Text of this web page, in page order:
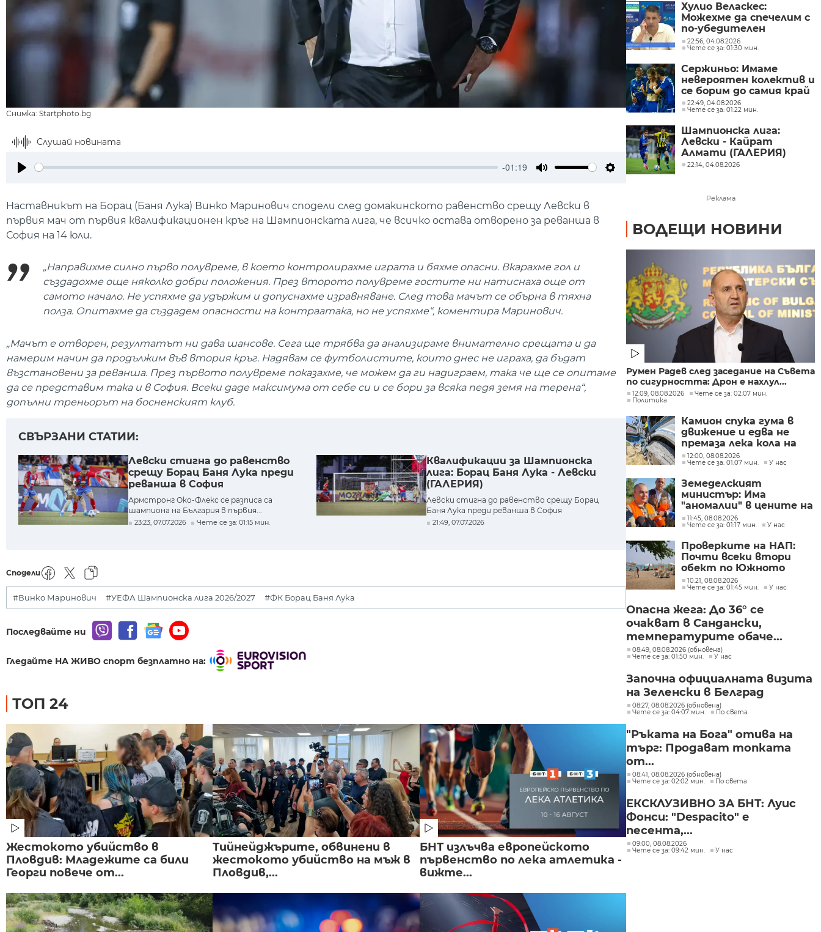
Снимка: Startphoto.bg
Слушай новината
-01:19
Наставникът на Борац (Баня Лука) Винко Маринович сподели след домакинското равенство срещу Левски в
първия мач от първия квалификационен кръг на Шампионската лига, че всичко остава отворено за реванша в
София на 14 юли.
„Направихме силно първо полувреме, в което контролирахме играта и бяхме опасни. Вкарахме гол и
създадохме още няколко добри положения. През второто полувреме гостите ни натиснаха още от
самото начало. Не успяхме да удържим и допуснахме изравняване. След това мачът се обърна в тяхна
полза. Опитахме да създадем опасности на контраатака, но не успяхме“, коментира Маринович.
„Мачът е отворен, резултатът ни дава шансове. Сега ще трябва да анализираме внимателно срещата и да
намерим начин да продължим във втория кръг. Надявам се футболистите, които днес не играха, да бъдат
възстановени за реванша. През първото полувреме показахме, че можем да ги надиграем, така че ще се опитаме
да се представим така и в София. Всеки даде максимума от себе си и се бори за всяка педя земя на терена“,
допълни треньорът на босненският клуб.
СВЪРЗАНИ СТАТИИ:
Левски стигна до равенство
срещу Борац Баня Лука преди
реванша в София
Армстронг Око-Флекс се разписа са
шампиона на България в първия...
23:23, 07.07.2026 Чете се за: 01:15 мин.
Квалификации за Шампионска
лига: Борац Баня Лука - Левски
(ГАЛЕРИЯ)
Левски стигна до равенство срещу Борац
Баня Лука преди реванша в София
21:49, 07.07.2026
Сподели
#Винко Маринович #УЕФА Шампионска лига 2026/2027 #ФК Борац Баня Лука
Последвайте ни
Гледайте НА ЖИВО спорт безплатно на:
ТОП 24
Жестокото убийство в
Пловдив: Младежите са били
Георги повече от...
Тийнейджърите, обвинени в
жестокото убийство на мъж в
Пловдив,...
БНТ излъчва европейското
първенство по лека атлетика -
вижте...
Хулио Веласкес:
Можехме да спечелим с
по-убедителен
резултат
22:56, 04.08.2026
Чете се за: 01:30 мин.
Сержиньо: Имаме
невероятен колектив и
се борим до самия край
22:49, 04.08.2026
Чете се за: 01:22 мин.
Шампионска лига:
Левски - Кайрат
Алмати (ГАЛЕРИЯ)
22:14, 04.08.2026
Реклама
ВОДЕЩИ НОВИНИ
Румен Радев след заседание на Съвета
по сигурността: Дрон е нахлул...
12:09, 08.08.2026
Чете се за: 02:07 мин.
Политика
Камион спука гума в
движение и едва не
премаза лека кола на
Подбалканския път
(СНИМКИ)
12:00, 08.08.2026
Чете се за: 01:07 мин.
У нас
Земеделският
министър: Има
"аномалии" в цените на
вносните плодове и
зеленчуци
11:45, 08.08.2026
Чете се за: 01:17 мин.
У нас
Проверките на НАП:
Почти всеки втори
обект по Южното
Черноморие е с
нарушение
10:21, 08.08.2026
Чете се за: 01:45 мин.
У нас
Опасна жега: До 36° се
очакват в Сандански,
температурите обаче...
08:49, 08.08.2026 (обновена)
Чете се за: 01:50 мин.
У нас
Започна официалната визита
на Зеленски в Белград
08:27, 08.08.2026 (обновена)
Чете се за: 04:07 мин.
По света
"Ръката на Бога" отива на
търг: Продават топката
от...
08:41, 08.08.2026 (обновена)
Чете се за: 02:02 мин.
По света
ЕКСКЛУЗИВНО ЗА БНТ: Луис
Фонси: "Despacito" е
песента,...
09:00, 08.08.2026
Чете се за: 09:42 мин.
У нас